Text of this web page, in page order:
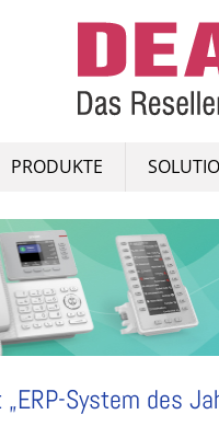
PRODUKTE
System des